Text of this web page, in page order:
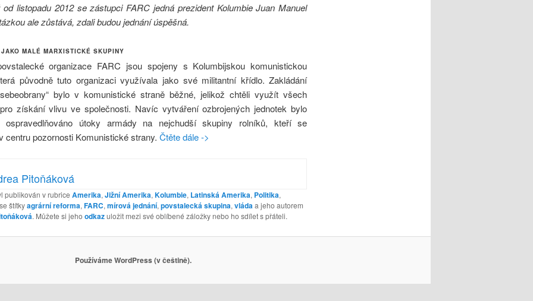
listopadu 2012 se zástupci FARC jedná prezident Kolumbie Juan Manuel
ale zůstává, zdali budou jednání úspěšná.
JAKO MALÉ MARXISTICKÉ SKUPINY
organizace FARC jsou spojeny s Kolumbijskou komunistickou
původně tuto organizaci využívala jako své militantní křídlo. Zakládání
bylo v komunistické straně běžné, jelikož chtěli využít všech
získání vlivu ve společnosti. Navíc vytváření ozbrojených jednotek bylo
ospravedlňováno útoky armády na nejchudší skupiny rolníků, kteří se
centru pozornosti Komunistické strany. Čtěte dále ->
Pitoňáková
publikován v rubrice Amerika,Jižní Amerika,Kolumbie, Latinská Amerika, Politika,
štítkyagrární reforma,FARC,mírová jednání,povstalecká skupina,vládaa jeho autorem
. Můžete si jeho odkazuložit mezi své oblíbené záložky nebo ho sdílet s přáteli.
Používáme WordPress (v češtině).